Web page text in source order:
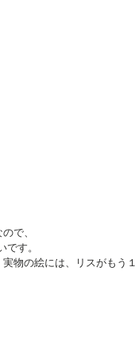
で、
す。
物の絵には、リスがもう